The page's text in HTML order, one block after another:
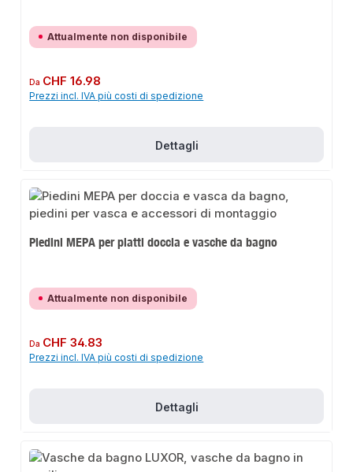
Attualmente non disponibile
Prezzo normale:
Da CHF 16.98
Prezzi incl. IVA più costi di spedizione
Dettagli
Piedini MEPA per piatti doccia e vasche da bagno
Attualmente non disponibile
Prezzo normale:
Da CHF 34.83
Prezzi incl. IVA più costi di spedizione
Dettagli